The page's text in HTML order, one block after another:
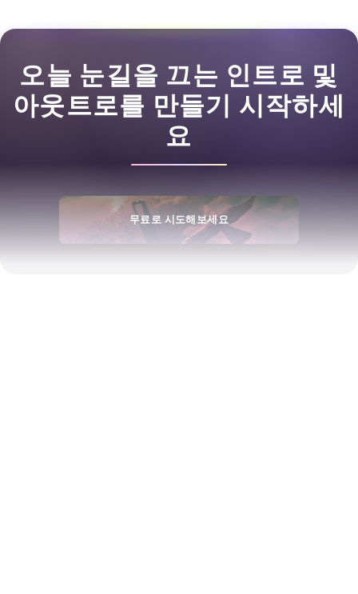
오늘 눈길을 끄는 인트로 및
아웃트로를 만들기 시작하세
요
무료로 시도해보세요